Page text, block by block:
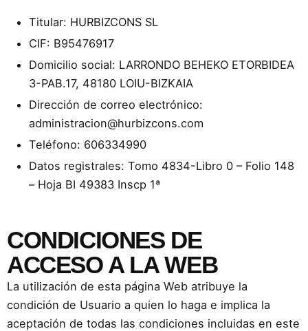
Titular: HURBIZCONS SL
CIF: B95476917
Domicilio social: LARRONDO BEHEKO ETORBIDEA
3-PAB.17, 48180 LOIU-BIZKAIA
Dirección de correo electrónico:
administracion@hurbizcons.com
Teléfono: 606334990
Datos registrales: Tomo 4834-Libro 0 – Folio 148
– Hoja BI 49383 Inscp 1ª
CONDICIONES DE
ACCESO A LA WEB
La utilización de esta página Web atribuye la
condición de Usuario a quien lo haga e implica la
aceptación de todas las condiciones incluidas en este